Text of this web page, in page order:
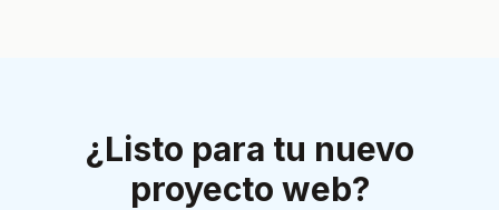
¿Listo para tu nuevo
proyecto web?